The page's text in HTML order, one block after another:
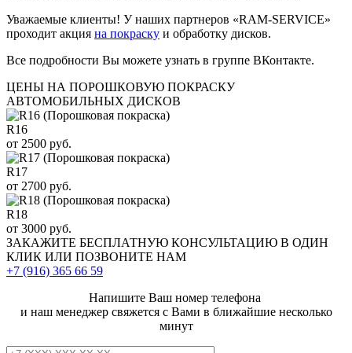
Уважаемые клиенты! У наших партнеров «RAM-SERVICE»
проходит акция на покраску и обработку дисков.
Все подробности Вы можете узнать в группе ВКонтакте.
ЦЕНЫ НА ПОРОШКОВУЮ ПОКРАСКУ
АВТОМОБИЛЬНЫХ ДИСКОВ
R16
от 2500 руб.
R17
от 2700 руб.
R18
от 3000 руб.
ЗАКАЖИТЕ БЕСПЛАТНУЮ КОНСУЛЬТАЦИЮ В ОДИН
КЛИК ИЛИ ПОЗВОНИТЕ НАМ
+7 (916) 365 66 59
Напишите Ваш номер телефона
и наш менеджер свяжется с Вами в ближайшие несколько
минут